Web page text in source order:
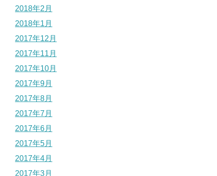
2018年2月
2018年1月
2017年12月
2017年11月
2017年10月
2017年9月
2017年8月
2017年7月
2017年6月
2017年5月
2017年4月
2017年3月